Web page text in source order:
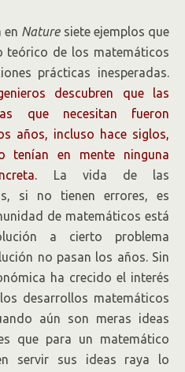
en Naturesiete ejemplos que
teórico de los matemáticos
prácticas inesperadas.
descubren que las
que necesitan fueron
años, incluso hace siglos,
tenían en mente ninguna
La vida de las
si no tienen errores, es
de matemáticos está
a cierto problema
no pasan los años. Sin
ha crecido el interés
desarrollos matemáticos
aún son meras ideas
que para un matemático
servir sus ideas raya lo